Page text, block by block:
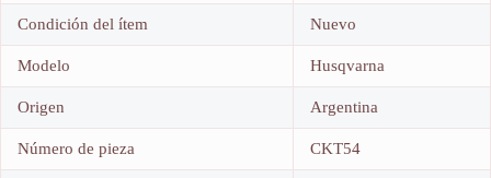
Condición del ítem Nuevo
Modelo Husqvarna
Origen Argentina
Número de pieza CKT54